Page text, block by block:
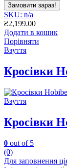
Замовити зараз!
SKU: n/a
₴2,199.00
Додати в кошик
Порівняти
Взуття
Кросівки
Взуття
Кросівки
0 out of 5
(0)
Для заповнення